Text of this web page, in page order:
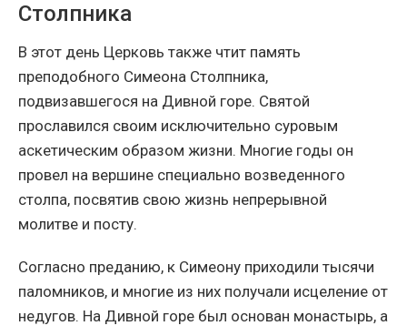
Столпника
В этот день Церковь также чтит память
преподобного Симеона Столпника,
подвизавшегося на Дивной горе. Святой
прославился своим исключительно суровым
аскетическим образом жизни. Многие годы он
провел на вершине специально возведенного
столпа, посвятив свою жизнь непрерывной
молитве и посту.
Согласно преданию, к Симеону приходили тысячи
паломников, и многие из них получали исцеление от
недугов. На Дивной горе был основан монастырь, а